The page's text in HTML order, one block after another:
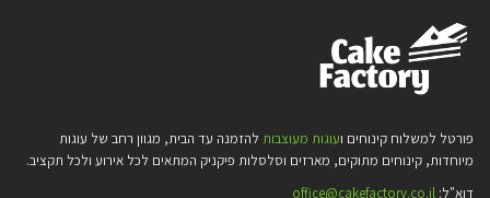
פורטל למשלוח קינוחים ועוגות מעוצבות להזמנה עד הבית, מגוון רחב של עוגות
מיוחדות, קינוחים מתוקים, מארזים וסלסלות פיקניק המתאים לכל אירוע ולכל תקציב.
דוא"ל: office@cakefactory.co.il